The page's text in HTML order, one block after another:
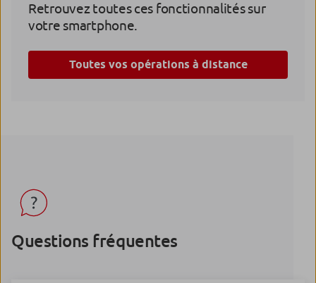
Retrouvez toutes ces fonctionnalités sur
votre smartphone.
Toutes vos opérations à distance
Questions fréquentes